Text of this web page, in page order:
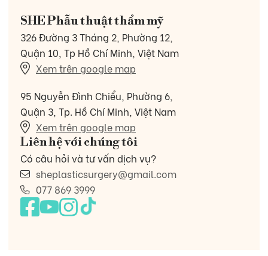
SHE Phẫu thuật thẩm mỹ
326 Đường 3 Tháng 2, Phường 12,
Quận 10, Tp Hồ Chí Minh, Việt Nam
Xem trên google map
95 Nguyễn Đình Chiểu, Phường 6,
Quận 3, Tp. Hồ Chí Minh, Việt Nam
Xem trên google map
Liên hệ với chúng tôi
Có câu hỏi và tư vấn dịch vụ?
sheplasticsurgery@gmail.com
077 869 3999